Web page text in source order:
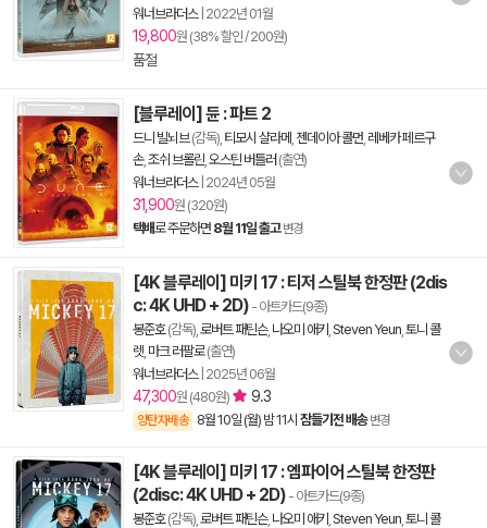
워너브라더스| 2022년 01월
19,800원 (38% 할인 / 200원)
품절
[블루레이] 듄 : 파트 2
드니 빌뇌브(감독), 티모시 샬라메 젠데이아 콜먼 레베카 페르구
손, 조쉬 브롤린 오스틴 버틀러 (출연)
워너브라더스| 2024년 05월
31,900원 (320원)
택배로 주문하면 8월 11일 출고 변경
[4K 블루레이] 미키 17 : 티저 스틸북 한정판 (2dis
c: 4K UHD + 2D) - 아트카드(9종)
봉준호(감독), 로버트 패틴슨, 나오미 애키 Steven Yeun 토니 콜
렛 마크 러팔로(출연)
워너브라더스| 2025년 06월
47,300원 (480원) 9.3
양탄자배송 8월 10일 (월) 밤 11시 잠들기전 배송 변경
[4K 블루레이] 미키 17 : 엠파이어 스틸북 한정판
(2disc: 4K UHD + 2D) - 아트카드(9종)
봉준호(감독), 로버트 패틴슨, 나오미 애키 Steven Yeun 토니 콜